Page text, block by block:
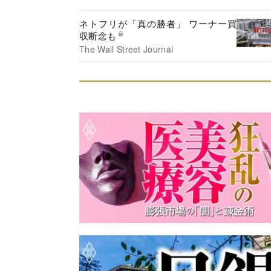
ネトフリが「真の勝者」 ワーナー買
収断念も
The Wall Street Journal